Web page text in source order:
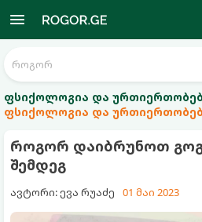
ფსიქოლოგია და
ფსიქოლოგია და
როგორ დაიბრუნოთ
შემდეგ
ავტორი: ევა რუაძე 01 მაი 2023